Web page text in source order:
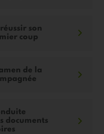
son
coup
de la
documents